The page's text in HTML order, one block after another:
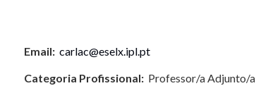
Email: carlac@eselx.ipl.pt
Categoria Profissional: Professor/a Adjunto/a